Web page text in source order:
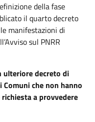
della fase
il quarto decreto
manifestazioni di
sul PNRR
ulteriore decreto di
che non hanno
a provvedere